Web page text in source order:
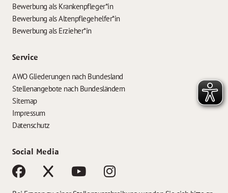
Bewerbung als Krankenpfleger*in
Bewerbung als Altenpflegehelfer*in
Bewerbung als Erzieher*in
Service
AWO Gliederungen nach Bundesland
Stellenangebote nach Bundesländern
Sitemap
Impressum
Datenschutz
Social Media